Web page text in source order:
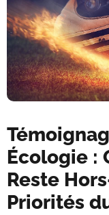
Écologie :
Reste
Priorités